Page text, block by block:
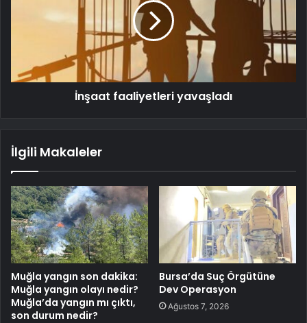
İnşaat faaliyetleri yavaşladı
İlgili Makaleler
Muğla yangın son dakika:
Muğla yangın olayı nedir?
Muğla’da yangın mı çıktı,
son durum nedir?
Bursa’da Suç Örgütüne
Dev Operasyon
Ağustos 7, 2026